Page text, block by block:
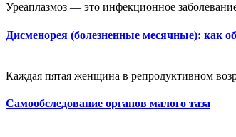
Уреаплазмоз — это инфекционное
Дисменорея (болезненные месячные): как
Каждая пятая женщина в репродуктивном
Самообследование органов малого таза